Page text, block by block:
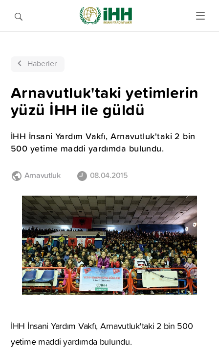
Haberler
Arnavutluk'taki yetimlerin
yüzü İHH ile güldü
İHH İnsani Yardım Vakfı, Arnavutluk'taki 2 bin
500 yetime maddi yardımda bulundu.
Arnavutluk 08.04.2015
İHH İnsani Yardım Vakfı, Arnavutluk'taki 2 bin 500
yetime maddi yardımda bulundu.